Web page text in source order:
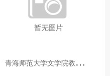
青
海师范大学文学院教师赴山东省相关高校和学术机构交流学习